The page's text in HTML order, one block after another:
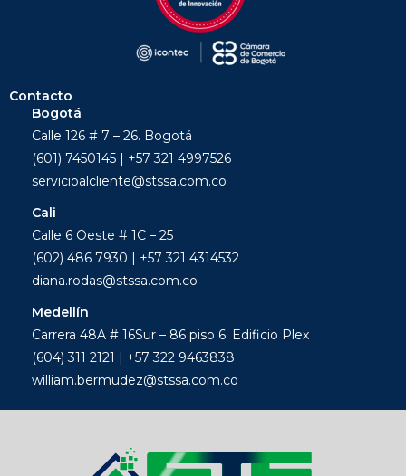
Contacto
Bogotá
Calle 126 # 7 – 26. Bogotá
(601) 7450145 | +57 321 4997526
servicioalcliente@stssa.com.co
Cali
Calle 6 Oeste # 1C – 25
(602) 486 7930 | +57 321 4314532
diana.rodas@stssa.com.co
Medellín
Carrera 48A # 16Sur – 86 piso 6. Edificio Plex
(604) 311 2121 | +57 322 9463838
william.bermudez@stssa.com.co